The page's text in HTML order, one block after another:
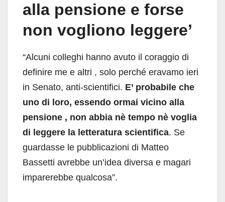
alla pensione e forse
non vogliono leggere’
“Alcuni colleghi hanno avuto il coraggio di
definire me e altri , solo perché eravamo ieri
in Senato, anti-scientifici. E’ probabile che
uno di loro, essendo ormai vicino alla
pensione , non abbia nè tempo nè voglia
di leggere la letteratura scientifica. Se
guardasse le pubblicazioni di Matteo
Bassetti avrebbe un’idea diversa e magari
imparerebbe qualcosa”.